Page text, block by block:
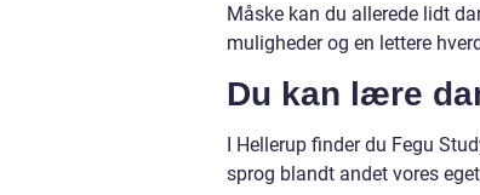
Måske kan du allerede lidt
muligheder og en lettere
Du kan lære
I Hellerup finder du Fegu
sprog blandt andet vores